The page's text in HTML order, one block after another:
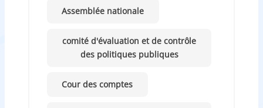
Assemblée nationale
comité d'évaluation et de contrôle
des politiques publiques
Cour des comptes